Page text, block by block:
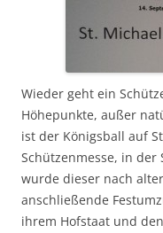
Wieder geht ein
Höhepunkte, außer
ist der Königsball auf
Schützenmesse, in der
wurde dieser nach
anschließende
ihrem Hofstaat und